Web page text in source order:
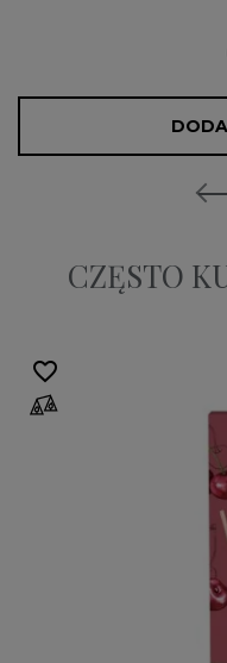
CZĘSTO
favorite_border